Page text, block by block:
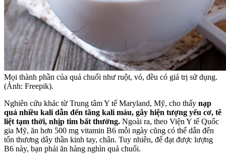
Mọi thành phần của quả chuối như ruột, vỏ, đều có giá trị sử dụng.
(Ảnh: Freepik).
Nghiên cứu khác từ Trung tâm Y tế Maryland, Mỹ, cho thấy nạp
quá nhiều kali dẫn đến tăng kali máu, gây hiện tượng yếu cơ, tê
liệt tạm thời, nhịp tim bất thường. Ngoài ra, theo Viện Y tế Quốc
gia Mỹ, ăn hơn 500 mg vitamin B6 mỗi ngày cũng có thể dẫn đến
tổn thương dây thần kinh tay, chân. Tuy nhiên, để đạt được lượng
B6 này, bạn phải ăn hàng nghìn quả chuối.